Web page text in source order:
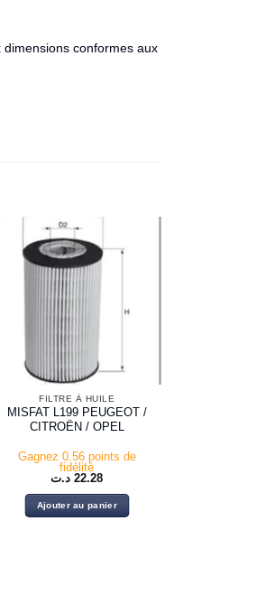
conformes aux
FILTRE À HUILE
MISFAT L199 PEUGEOT /
CITROËN / OPEL
Gagnez 0.56 points de
fidélité
22.28 د.ت
Ajouter au panier